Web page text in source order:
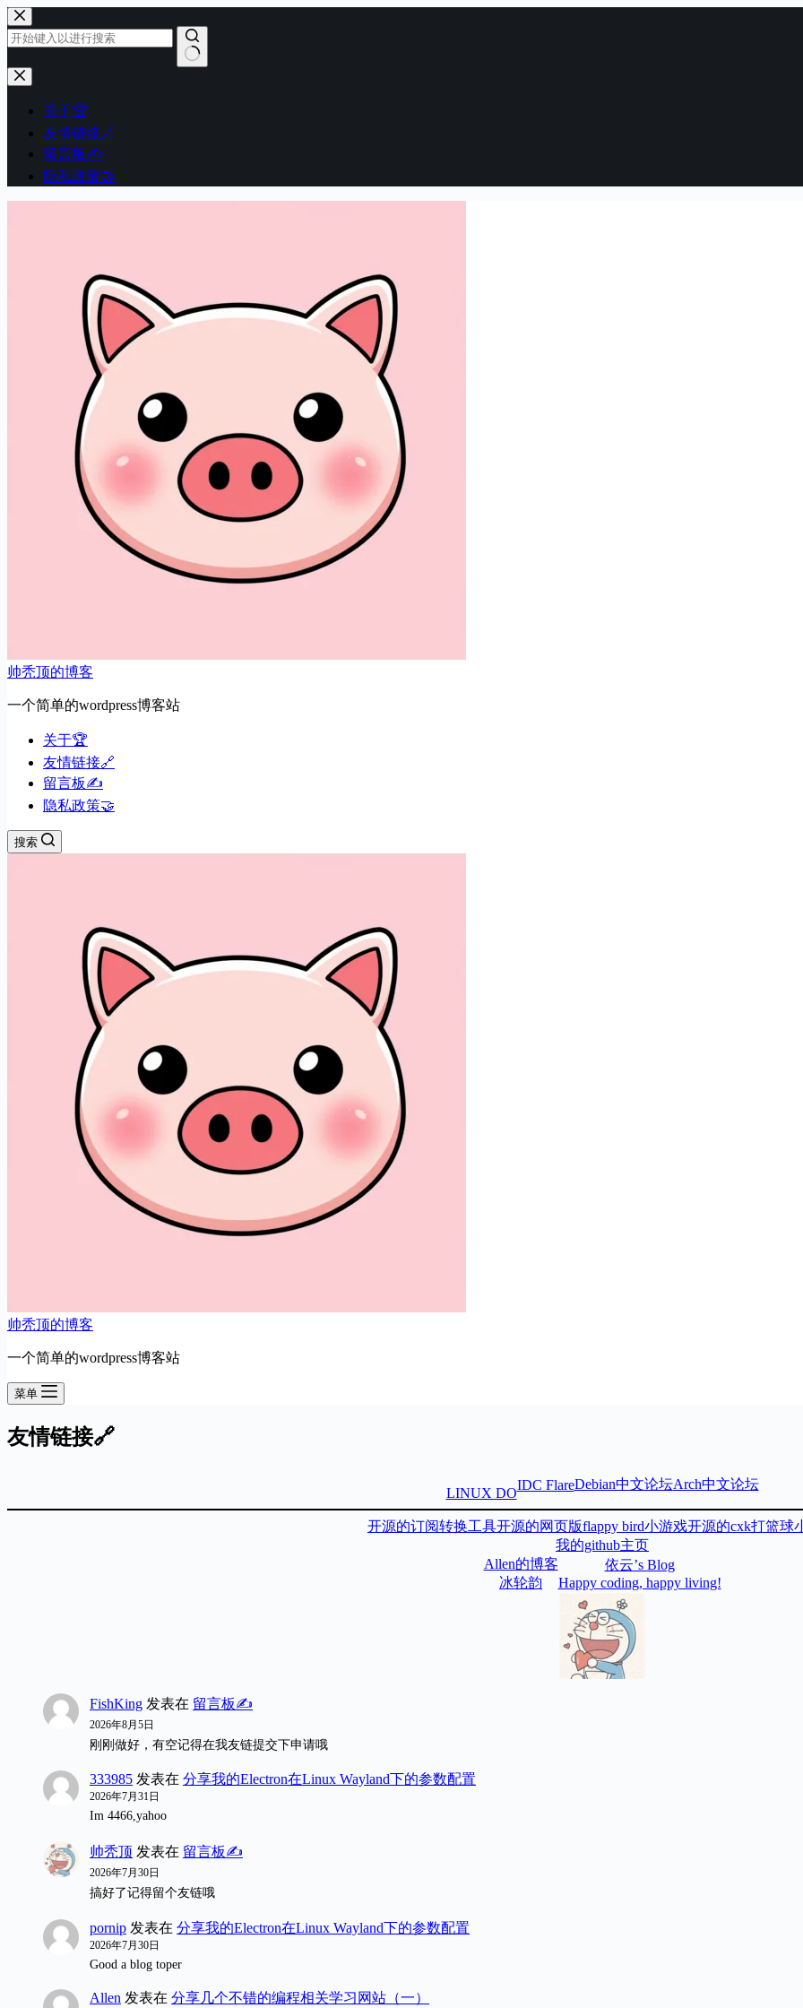
跳
至
内
容
无
关于🏆
友情链接🔗
留言板✍️
隐私政策🤝
帅秃顶的博客
一个简单的wordpress博客站
关于🏆
友情链接🔗
留言板✍️
隐私政策🤝
搜索
帅秃顶的博客
一个简单的wordpress博客站
菜单
友情链接🔗
LINUX DO
IDC FlareDebian中文论坛Arch中文论坛
开源的订阅转换工具开源的网页版flappy bird小游戏开源的cxk打篮球
我的github主页
Allen的博客
冰轮韵
依云’s Blog
Happy coding, happy living!
FishKing 发表在 留言板✍️
2026年8月5日
刚刚做好，有空记得在我友链提交下申请哦
333985 发表在 分享我的Electron在Linux Wayland下的参数配置
2026年7月31日
Im 4466,yahoo
帅秃顶 发表在 留言板✍️
2026年7月30日
搞好了记得留个友链哦
pornip 发表在 分享我的Electron在Linux Wayland下的参数配置
2026年7月30日
Good a blog toper
Allen 发表在 分享几个不错的编程相关学习网站（一）